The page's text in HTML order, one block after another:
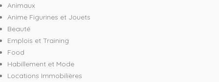
Animaux
Anime Figurines et Jouets
Beauté
Emplois et Training
Food
Habillement et Mode
Locations Immobilières